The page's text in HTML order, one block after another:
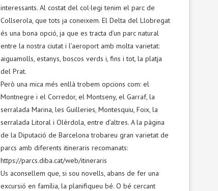
interessants. Al costat del col·legi tenim el parc de
Collserola, que tots ja coneixem. El Delta del Llobregat
és una bona opció, ja que es tracta d’un parc natural
entre la nostra ciutat i l’aeroport amb molta varietat:
aiguamolls, estanys, boscos verds i, fins i tot, la platja
del Prat.
Però una mica més enllà trobem opcions com: el
Montnegre i el Corredor, el Montseny, el Garraf, la
serralada Marina, les Guilleries, Montesquiu, Foix, la
serralada Litoral i Olèrdola, entre d’altres. A la pàgina
de la Diputació de Barcelona trobareu gran varietat de
parcs amb diferents itineraris recomanats:
https://parcs.diba.cat/web/itineraris
Us aconsellem que, si sou novells, abans de fer una
excursió en família, la planifiqueu bé. O bé cercant